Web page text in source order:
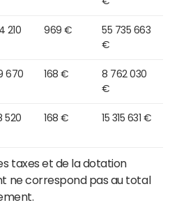
210
969 €
55 735 663
€
670
168 €
8 762 030
€
520
168 € 15 315 631 €
taxes et de la dotation
ne correspond pas au total